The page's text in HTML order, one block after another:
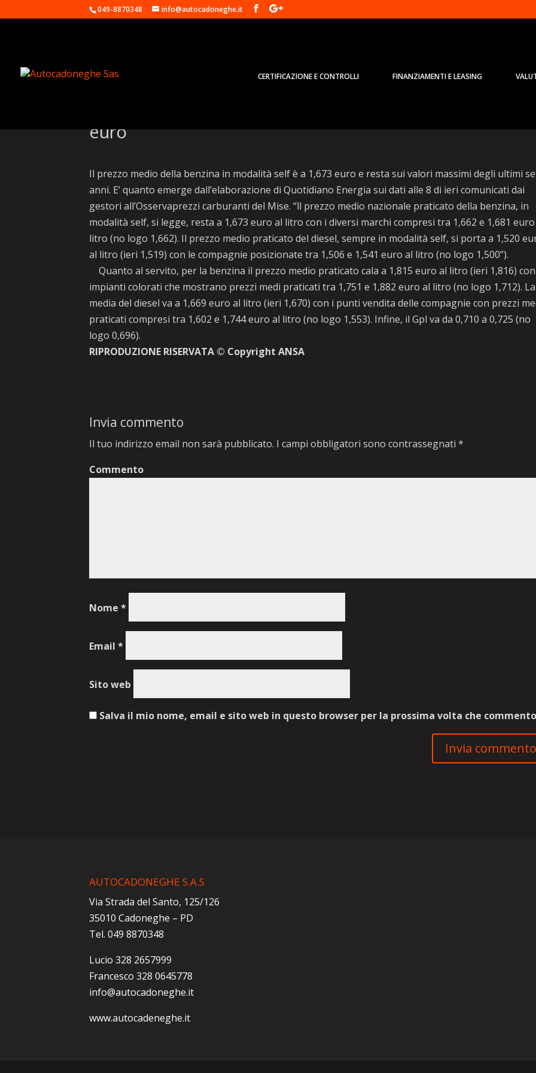
049-8870348 info@autocadoneghe.it
CERTIFICAZIONE E CONTROLLI FINANZIAMENTI E LEASING
euro
Il prezzo medio della benzina in modalità self è a 1,673 euro e resta sui valori massimi degli ultimi
anni. E’ quanto emerge dall’elaborazione di Quotidiano Energia sui dati alle 8 di ieri comunicati dai
gestori all’Osservaprezzi carburanti del Mise. “ll prezzo medio nazionale praticato della benzina, in
modalità self, si legge, resta a 1,673 euro al litro con i diversi marchi compresi tra 1,662 e 1,681
litro (no logo 1,662). Il prezzo medio praticato del diesel, sempre in modalità self, si porta a 1,520
al litro (ieri 1,519) con le compagnie posizionate tra 1,506 e 1,541 euro al litro (no logo 1,500”).
Quanto al servito, per la benzina il prezzo medio praticato cala a 1,815 euro al litro (ieri 1,816)
impianti colorati che mostrano prezzi medi praticati tra 1,751 e 1,882 euro al litro (no logo 1,712). La
media del diesel va a 1,669 euro al litro (ieri 1,670) con i punti vendita delle compagnie con prezzi
praticati compresi tra 1,602 e 1,744 euro al litro (no logo 1,553). Infine, il Gpl va da 0,710 a 0,725 (no
logo 0,696).
RIPRODUZIONE RISERVATA © Copyright ANSA
Invia commento
Il tuo indirizzo email non sarà pubblicato. I campi obbligatori sono contrassegnati*
Commento
Nome*
Email*
Sito web
Salva il mio nome, email e sito web in questo browser per la prossima volta che
AUTOCADONEGHE S.A.S
Via Strada del Santo, 125/126
35010 Cadoneghe – PD
Tel. 049 8870348
Lucio 328 2657999
Francesco 328 0645778
info@autocadoneghe.it
www.autocadeneghe.it